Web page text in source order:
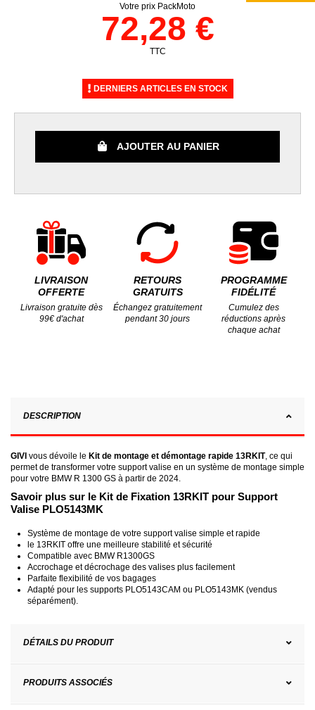
Votre prix PackMoto
72,28 €
TTC
DERNIERS ARTICLES EN STOCK
AJOUTER AU PANIER
LIVRAISON
OFFERTE
Livraison gratuite dès
99€ d'achat
RETOURS
GRATUITS
Échangez gratuitement
pendant 30 jours
PROGRAMME
FIDÉLITÉ
Cumulez des
réductions après
chaque achat
DESCRIPTION
GIVI vous dévoile le Kit de montage et démontage rapide 13RKIT, ce qui
permet de transformer votre support valise en un système de montage simple
pour votre BMW R 1300 GS à partir de 2024.
Savoir plus sur le Kit de Fixation 13RKIT pour Support
Valise PLO5143MK
Système de montage de votre support valise simple et rapide
le 13RKIT offre une meilleure stabilité et sécurité
Compatible avec BMW R1300GS
Accrochage et décrochage des valises plus facilement
Parfaite flexibilité de vos bagages
Adapté pour les supports PLO5143CAM ou PLO5143MK (vendus
séparément).
DÉTAILS DU PRODUIT
PRODUITS ASSOCIÉS